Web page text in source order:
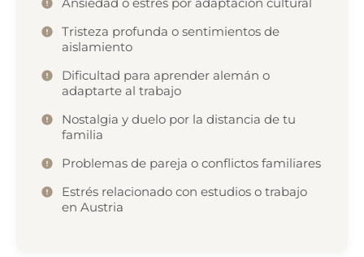
Tristeza profunda o sentimientos de
aislamiento
Dificultad para aprender alemán o
adaptarte al trabajo
Nostalgia y duelo por la distancia de tu
familia
Problemas de pareja o conflictos familiares
Estrés relacionado con estudios o trabajo
en Austria